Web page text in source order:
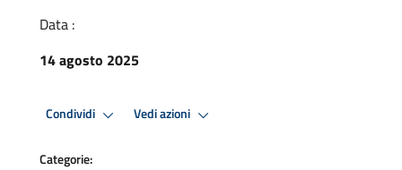
Data :
14 agosto 2025
Condividi Vedi azioni
Categorie: